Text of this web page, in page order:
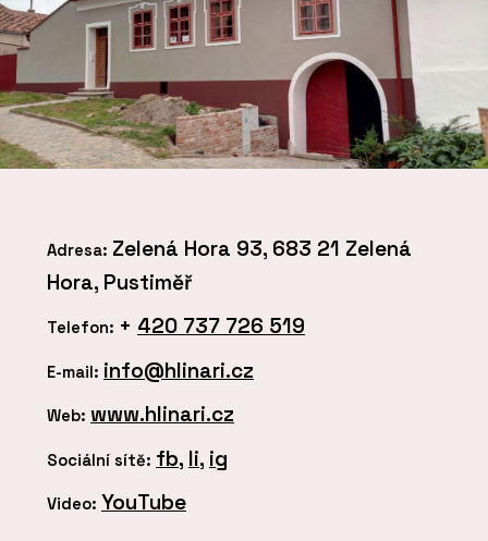
Adresa: Zelená Hora 93, 683 21 Zelená
Hora, Pustiměř
Telefon: + 420 737 726 519
E-mail: info@hlinari.cz
Web: www.hlinari.cz
Sociální sítě: fb, li, ig
Video: YouTube